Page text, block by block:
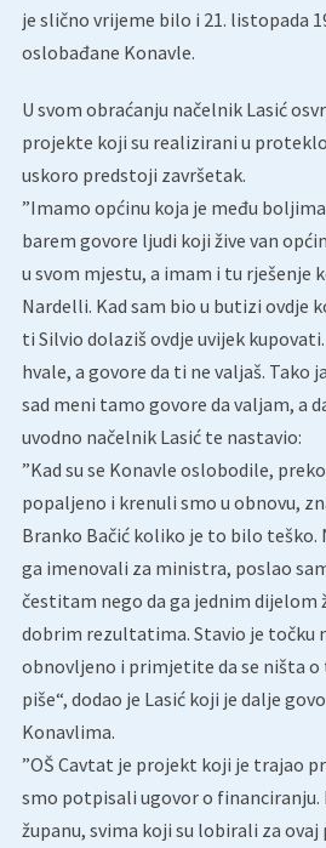
je slično vrijeme bilo i 21. listopada
oslobađane Konavle.
U svom obraćanju načelnik Lasić
projekte koji su realizirani u
uskoro predstoji završetak.
”Imamo općinu koja je među
barem govore ljudi koji žive van
u svom mjestu, a imam i tu rješenje
Nardelli. Kad sam bio u butizi ovdje
ti Silvio dolaziš ovdje uvijek
hvale, a govore da ti ne valjaš. Tako
sad meni tamo govore da valjam, a
uvodno načelnik Lasić te nastavio:
”Kad su se Konavle oslobodile,
popaljeno i krenuli smo u obnovu,
Branko Bačić koliko je to bilo teško.
ga imenovali za ministra, poslao
čestitam nego da ga jednim dijelom
dobrim rezultatima. Stavio je točku
obnovljeno i primjetite da se ništa o
piše“, dodao je Lasić koji je dalje
Konavlima.
”OŠ Cavtat je projekt koji je trajao
smo potpisali ugovor o
županu, svima koji su lobirali za